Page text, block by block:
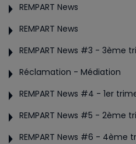
REMPART News
REMPART News
REMPART News #3 - 3ème
Réclamation - Médiation
REMPART News #4 - 1er
REMPART News #5 - 2ème
REMPART News #6 - 4ème